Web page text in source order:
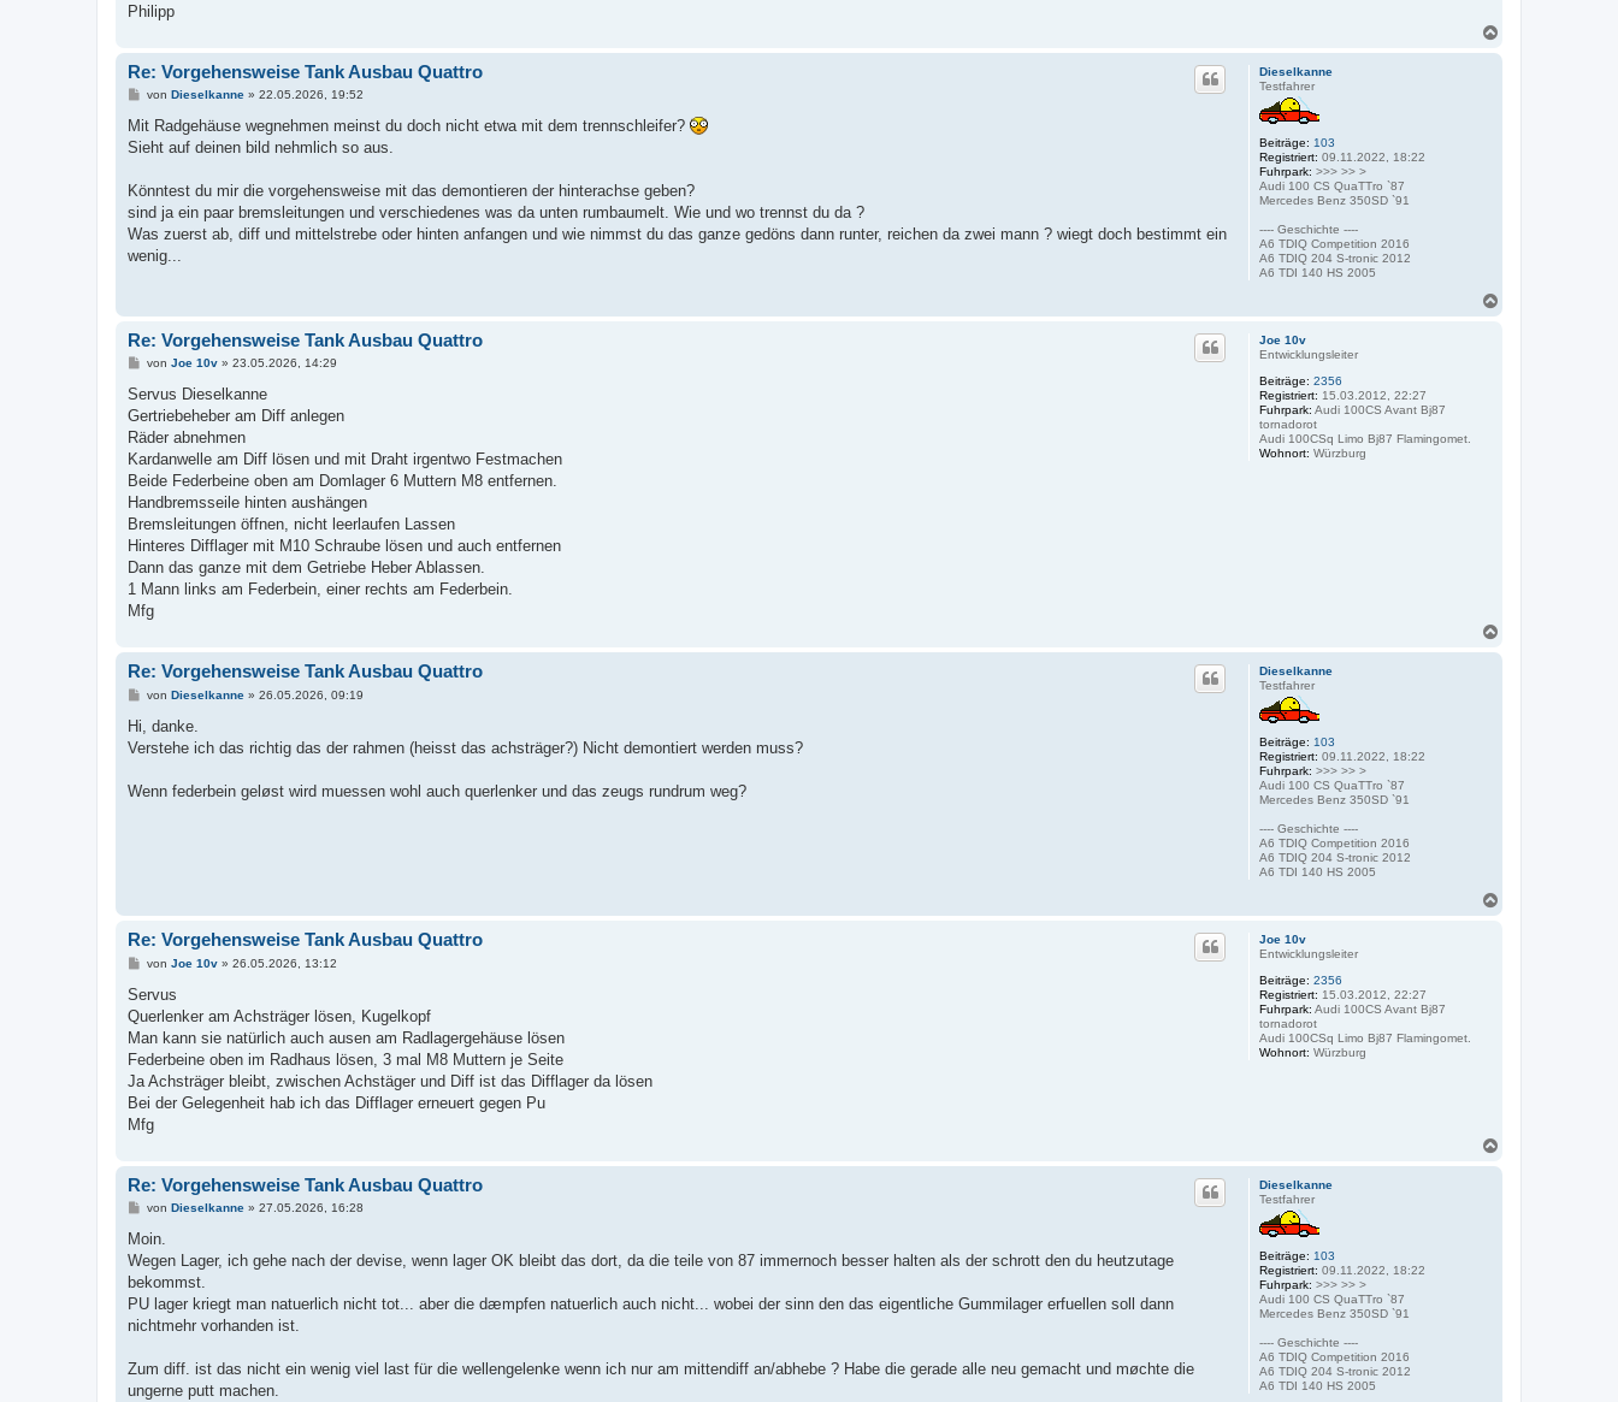
Philipp
Dieselkanne
Testfahrer
Beiträge: 103
Registriert: 09.11.2022, 18:22
Fuhrpark: >>> >> >
Audi 100 CS QuaTTro `87
Mercedes Benz 350SD `91
---- Geschichte ----
A6 TDIQ Competition 2016
A6 TDIQ 204 S-tronic 2012
A6 TDI 140 HS 2005
Re: Vorgehensweise Tank Ausbau Quattro
B
i
r
von Dieselkanne» 22.05.2026, 19:52
Mit Radgehäuse wegnehmen meinst du doch nicht etwa mit dem trennschleifer?
Sieht auf deinen bild nehmlich so aus.
Könntest du mir die vorgehensweise mit das demontieren der hinterachse geben?
sind ja ein paar bremsleitungen und verschiedenes was da unten rumbaumelt. Wie und wo trennst du da ?
Was zuerst ab, diff und mittelstrebe oder hinten anfangen und wie nimmst du das ganze gedöns dann runter, reichen da zwei mann ? wiegt doch bestimmt ein
wenig...
Joe 10v
Entwicklungsleiter
Beiträge: 2356
Registriert: 15.03.2012, 22:27
Fuhrpark: Audi 100CS Avant Bj87
tornadorot
Audi 100CSq Limo Bj87 Flamingomet.
Wohnort: Würzburg
Re: Vorgehensweise Tank Ausbau Quattro
B
i
r
a
von Joe 10v» 23.05.2026, 14:29
Servus Dieselkanne
Gertriebeheber am Diff anlegen
Räder abnehmen
Kardanwelle am Diff lösen und mit Draht irgentwo Festmachen
Beide Federbeine oben am Domlager 6 Muttern M8 entfernen.
Handbremsseile hinten aushängen
Bremsleitungen öffnen, nicht leerlaufen Lassen
Hinteres Difflager mit M10 Schraube lösen und auch entfernen
Dann das ganze mit dem Getriebe Heber Ablassen.
1 Mann links am Federbein, einer rechts am Federbein.
Mfg
Dieselkanne
Testfahrer
Beiträge: 103
Registriert: 09.11.2022, 18:22
Fuhrpark: >>> >> >
Audi 100 CS QuaTTro `87
Mercedes Benz 350SD `91
---- Geschichte ----
A6 TDIQ Competition 2016
A6 TDIQ 204 S-tronic 2012
A6 TDI 140 HS 2005
Re: Vorgehensweise Tank Ausbau Quattro
B
t
r
von Dieselkanne» 26.05.2026, 09:19
Hi, danke.
Verstehe ich das richtig das der rahmen (heisst das achsträger?) Nicht demontiert werden muss?
Wenn federbein geløst wird muessen wohl auch querlenker und das zeugs rundrum weg?
Joe 10v
Entwicklungsleiter
Beiträge: 2356
Registriert: 15.03.2012, 22:27
Fuhrpark: Audi 100CS Avant Bj87
tornadorot
Audi 100CSq Limo Bj87 Flamingomet.
Wohnort: Würzburg
Re: Vorgehensweise Tank Ausbau Quattro
B
i
r
a
von Joe 10v» 26.05.2026, 13:12
Servus
Querlenker am Achsträger lösen, Kugelkopf
Man kann sie natürlich auch ausen am Radlagergehäuse lösen
Federbeine oben im Radhaus lösen, 3 mal M8 Muttern je Seite
Ja Achsträger bleibt, zwischen Achstäger und Diff ist das Difflager da lösen
Bei der Gelegenheit hab ich das Difflager erneuert gegen Pu
Mfg
Dieselkanne
Testfahrer
Beiträge: 103
Registriert: 09.11.2022, 18:22
Fuhrpark: >>> >> >
Audi 100 CS QuaTTro `87
Mercedes Benz 350SD `91
---- Geschichte ----
A6 TDIQ Competition 2016
A6 TDIQ 204 S-tronic 2012
A6 TDI 140 HS 2005
Re: Vorgehensweise Tank Ausbau Quattro
B
i
r
a
von Dieselkanne» 27.05.2026, 16:28
Moin.
Wegen Lager, ich gehe nach der devise, wenn lager OK bleibt das dort, da die teile von 87 immernoch besser halten als der schrott den du heutzutage
bekommst.
PU lager kriegt man natuerlich nicht tot... aber die dæmpfen natuerlich auch nicht... wobei der sinn den das eigentliche Gummilager erfuellen soll dann
nichtmehr vorhanden ist.
Zum diff. ist das nicht ein wenig viel last für die wellengelenke wenn ich nur am mittendiff an/abhebe ? Habe die gerade alle neu gemacht und møchte die
ungerne putt machen.